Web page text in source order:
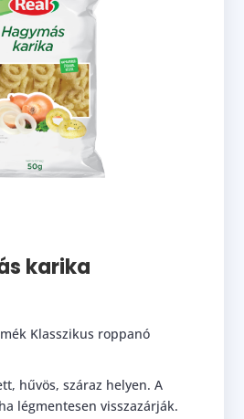
karika
Klasszikus roppanó
hűvös, száraz helyen. A
légmentesen visszazárják.